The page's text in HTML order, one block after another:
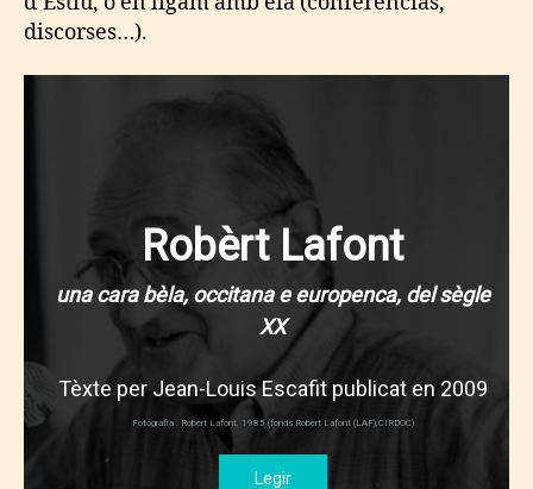
discorses…).
Robèrt Lafont
una cara bèla, occitana e europenca, del sègle
XX
Tèxte per Jean-Louis Escafit publicat en 2009
Fotografia : Robert Lafont, 1985 (fonds Robert Lafont (LAF),CIRDOC)
Legir